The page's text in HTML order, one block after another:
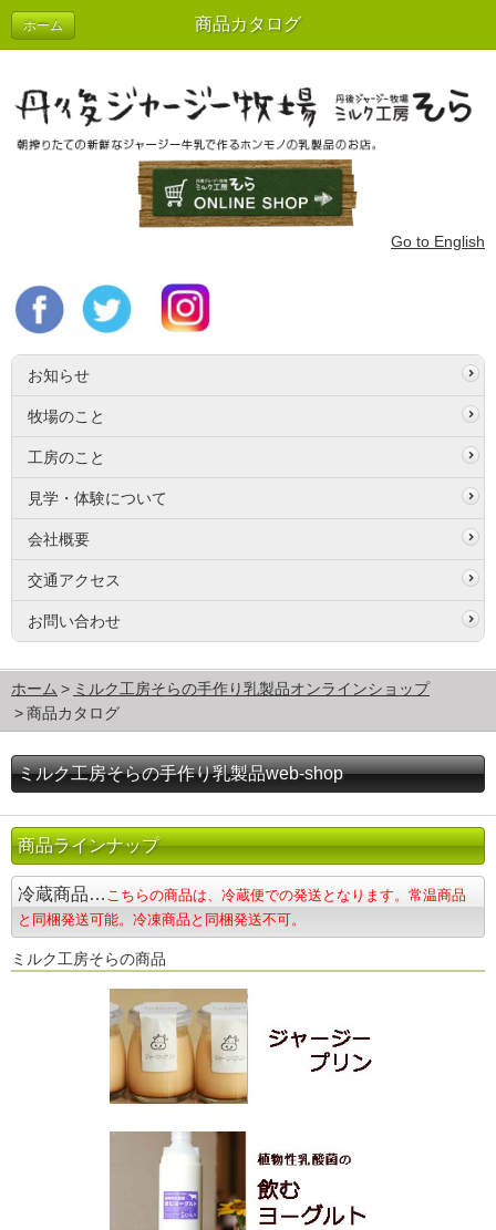
商品カタログ
ホーム
Go to English
お知らせ
牧場のこと
工房のこと
見学・体験について
会社概要
交通アクセス
お問い合わせ
ホーム
ミルク工房そらの手作り乳製品オンラインショップ
商品カタログ
ミルク工房そらの手作り乳製品web-shop
商品ラインナップ
冷蔵商品… こちらの商品は、冷蔵便での発送となります。常温商品
と同梱発送可能。冷凍商品と同梱発送不可。
ミルク工房そらの商品